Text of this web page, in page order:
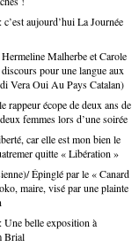
pas ça mollement. »
est-ce que les artisans
difficile en ce moment ? -
partout en France, les
accumulation de pressions
des matières premières,
concurrence déloyale…
comme le nôtre, qui
socio-économiques bien
sont souvent amplifiées.
ménages qui se contracte,
les artisans. Mais je ne
catastrophisme : il y a
beaucoup
jeunes qui choisissent
Sans oublier,
de taxi parisiens.
aujourd’hui La Journée
Malherbe et Carole
pour une langue aux
Vera Oui Au Pays Catalan)
rappeur écope de deux ans de
femmes lors d’une soirée
car elle est mon bien le
quitte « Libération »
Épinglé par le « Canard
maire, visé par une plainte
belle exposition à
Brial